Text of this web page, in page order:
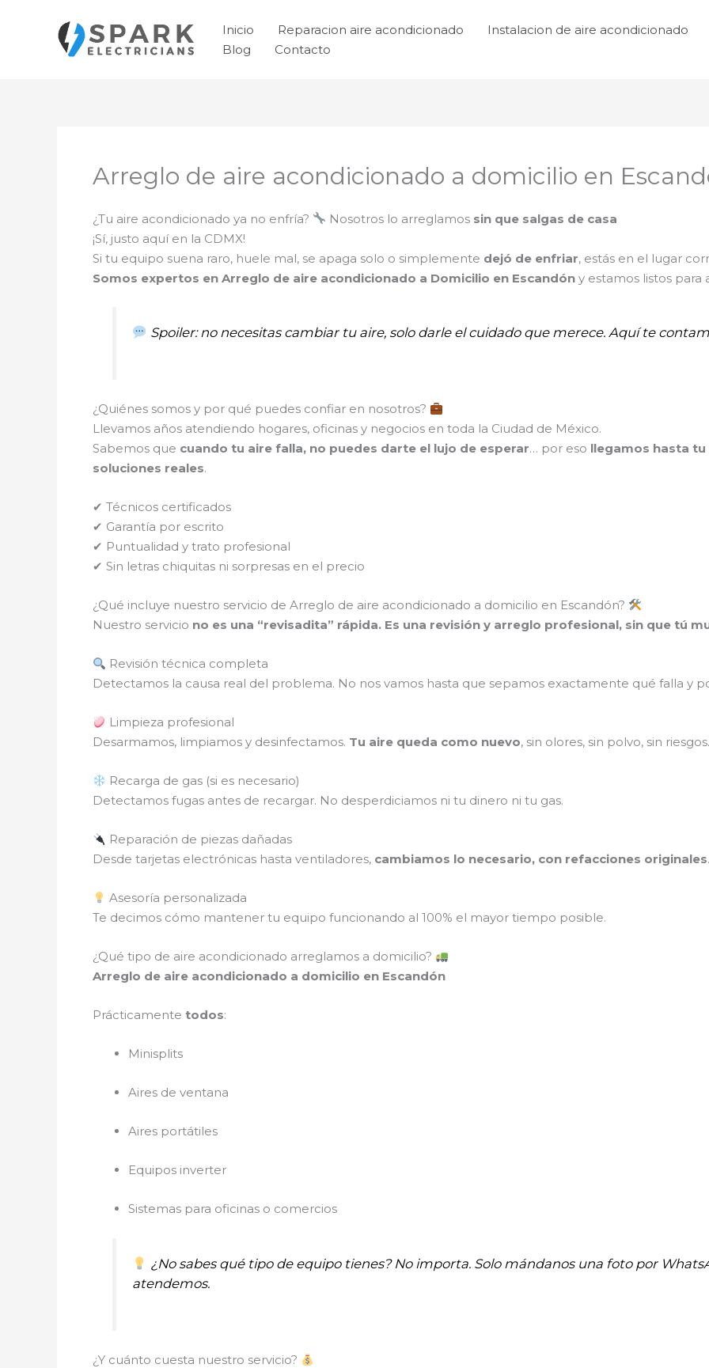
contenido
Inicio Reparacion aire acondicionado
Instalacion de aire acondicionado
Blog
Contacto
Arreglo de aire acondicionado a domicilio en
¿Tu aire acondicionado ya no enfría? Nosotros lo arreglamos sin que salgas de casa
¡Sí, justo aquí en la CDMX!
Si tu equipo suena raro, huele mal, se apaga solo o simplemente dejó de enfriar, estás en el lugar
Somos expertos en Arreglo de aire acondicionado a Domicilio en Escandón y estamos listos para
Spoiler: no necesitas cambiar tu aire, solo darle el cuidado que merece. Aquí te
¿Quiénes somos y por qué puedes confiar en nosotros?
Llevamos años atendiendo hogares, oficinas y negocios en toda la Ciudad de México.
Sabemos que cuando tu aire falla, no puedes darte el lujo de esperar… por eso llegamos hasta
soluciones reales.
✔ Técnicos certificados
✔ Garantía por escrito
✔ Puntualidad y trato profesional
✔ Sin letras chiquitas ni sorpresas en el precio
¿Qué incluye nuestro servicio de Arreglo de aire acondicionado a domicilio en Escandón?
Nuestro servicio no es una “revisadita” rápida. Es una revisión y arreglo profesional, sin que tú
Revisión técnica completa
Detectamos la causa real del problema. No nos vamos hasta que sepamos exactamente qué falla y
Limpieza profesional
Desarmamos, limpiamos y desinfectamos. Tu aire queda como nuevo, sin olores, sin polvo, sin riesgos.
Recarga de gas (si es necesario)
Detectamos fugas antes de recargar. No desperdiciamos ni tu dinero ni tu gas.
Reparación de piezas dañadas
Desde tarjetas electrónicas hasta ventiladores, cambiamos lo necesario, con refacciones originales.
Asesoría personalizada
Te decimos cómo mantener tu equipo funcionando al 100% el mayor tiempo posible.
¿Qué tipo de aire acondicionado arreglamos a domicilio?
Arreglo de aire acondicionado a domicilio en Escandón
Prácticamente todos:
Minisplits
Aires de ventana
Aires portátiles
Equipos inverter
Sistemas para oficinas o comercios
¿No sabes qué tipo de equipo tienes? No importa. Solo mándanos una foto por
atendemos.
¿Y cuánto cuesta nuestro servicio?